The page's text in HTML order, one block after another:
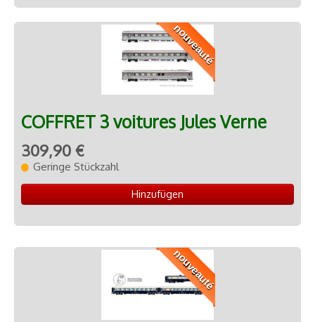
nouveauté
COFFRET 3 voitures Jules Verne
309,90 €
Geringe Stückzahl
Hinzufügen
nouveauté